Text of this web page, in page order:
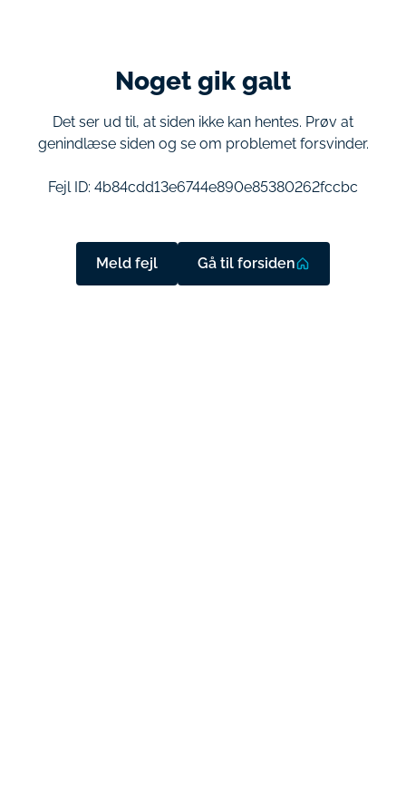
Noget gik galt
Det ser ud til, at siden ikke kan hentes. Prøv at
genindlæse siden og se om problemet forsvinder.
Fejl ID: 4b84cdd13e6744e890e85380262fccbc
Meld fejl Gå til forsiden